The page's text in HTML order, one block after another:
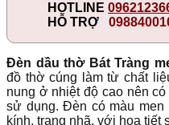
HOTLINE
HỖ TRỢ
Đèn dầu thờ Bát Tràng
đồ thờ cúng làm từ chất
nung ở nhiệt độ cao nên
sử dụng. Đèn có màu men
kính, trang nhã, với họa tiết